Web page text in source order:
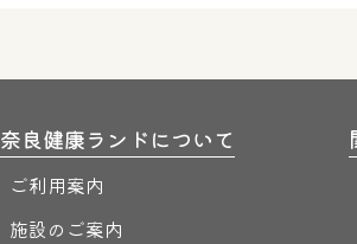
奈良健康ランドについて
ご利用案内
施設のご案内